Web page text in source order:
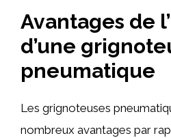
Avantages de
d’une
pneumatique
Les grignoteuses
nombreux avantages par